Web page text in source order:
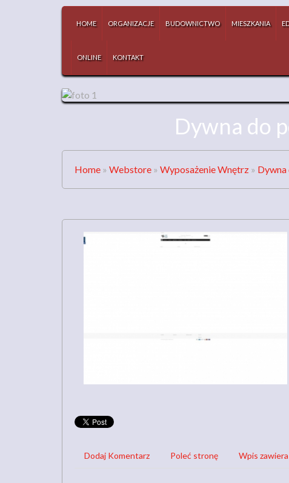
HOME ORGANIZACJE BUDOWNICTWO MIESZKANIA
ONLINE KONTAKT
Dywna do
Home » Webstore » Wyposażenie Wnętrz »
Dodaj Komentarz Poleć stronę Wpis